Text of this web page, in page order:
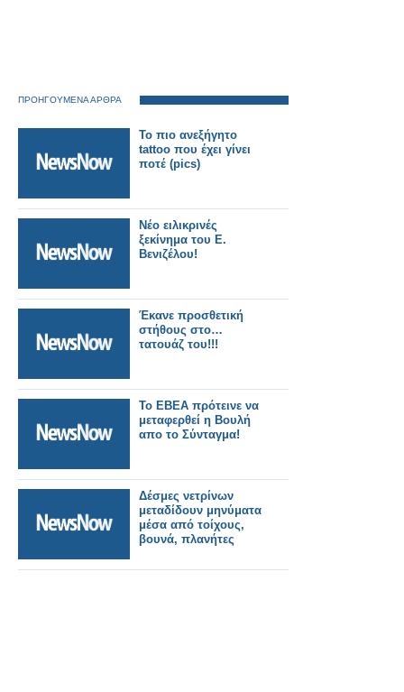
ΠΡΟΗΓΟΥΜΕΝΑ ΑΡΘΡΑ
Το πιο ανεξήγητο
tattoo που έχει γίνει
ποτέ (pics)
Νέο ειλικρινές
ξεκίνημα του Ε.
Βενιζέλου!
Έκανε προσθετική
στήθους στο…
τατουάζ του!!!
Το ΕΒΕΑ πρότεινε να
μεταφερθεί η Βουλή
απο το Σύνταγμα!
Δέσμες νετρίνων
μεταδίδουν μηνύματα
μέσα από τοίχους,
βουνά, πλανήτες